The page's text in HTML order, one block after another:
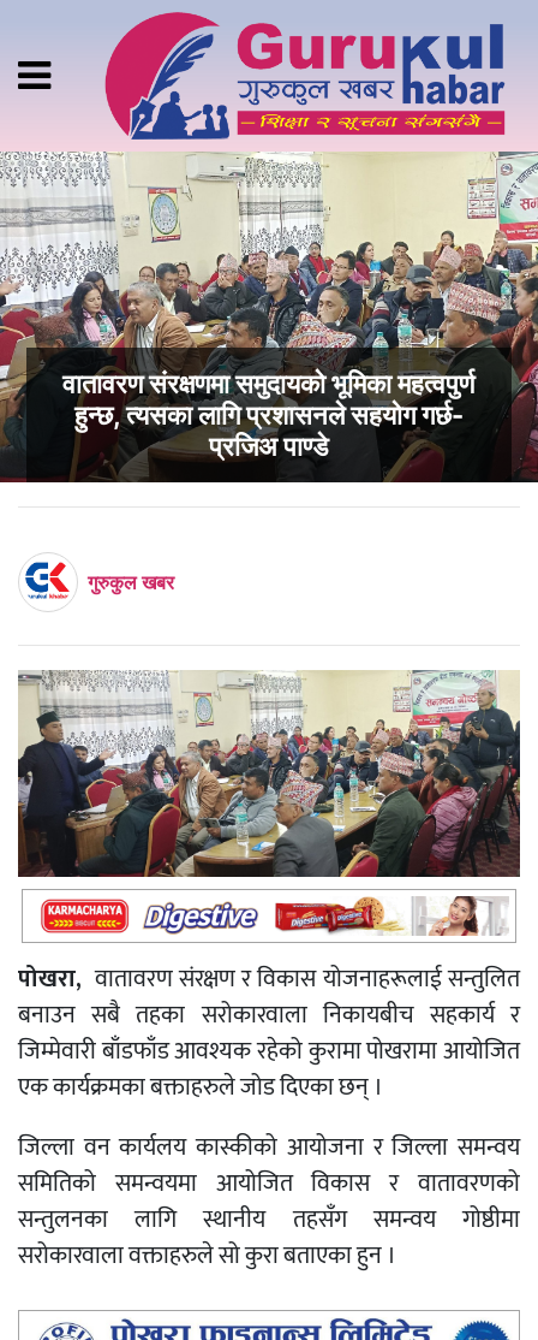
वातावरण संरक्षणमा समुदायको भूमिका महत्वपुर्ण
हुन्छ, त्यसका लागि प्रशासनले सहयोग गर्छ-
प्रजिअ पाण्डे
गुरुकुल खबर
पोखरा, वातावरण संरक्षण र विकास योजनाहरूलाई सन्तुलित
बनाउन सबै तहका सरोकारवाला निकायबीच सहकार्य र
जिम्मेवारी बाँडफाँड आवश्यक रहेको कुरामा पोखरामा आयोजित
एक कार्यक्रमका बक्ताहरुले जोड दिएका छन् ।
जिल्ला वन कार्यलय कास्कीको आयोजना र जिल्ला समन्वय
समितिको समन्वयमा आयोजित विकास र वातावरणको
सन्तुलनका लागि स्थानीय तहसँग समन्वय गोष्ठीमा
सरोकारवाला वक्ताहरुले सो कुरा बताएका हुन ।